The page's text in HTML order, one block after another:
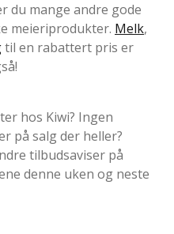
du mange andre gode
meieriprodukter. Melk,
til en rabattert pris er
hos Kiwi? Ingen
på salg der heller?
tilbudsaviser på
denne uken og neste